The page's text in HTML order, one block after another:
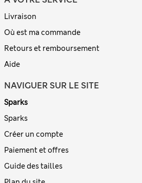
Livraison
Où est ma commande
Retours et remboursement
Aide
NAVIGUER SUR LE SITE
Sparks
Sparks
Créer un compte
Paiement et offres
Guide des tailles